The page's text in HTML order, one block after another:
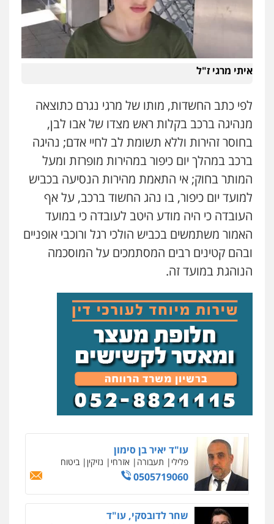
איתי מרגי ז"ל
לפי כתב החשדות, מותו של מרגי נגרם כתוצאה
מנהיגה ברכב בקלות ראש מצדו של אבו לבן,
בחוסר זהירות וללא תשומת לב לחיי אדם; נהיגה
ברכב במהלך יום כיפור במהירות מופרזת ומעל
המותר בחוק; אי התאמת מהירות הנסיעה בכביש
למועד יום כיפור, בו נהג החשוד ברכב, על אף
העובדה כי היה מודע היטב לעובדה כי במועד
האמור משתמשים בכביש הולכי רגל ורוכבי אופניים
ובהם קטינים רבים המסתמכים על המוסכמה
הנוהגת במועד זה.
עו"ד שלומי שרון
פלילי מעצרים וחקירות
0547342002
עו"ד רונן בנדל
משפט פלילי פשיעה חמורה פלילי
0524282442
עו"ד זוהר ארבל
פלילי פשיעה חמורה מעצרים וחקירות
קטינים
0538788878
עו"ד שלי גורביץ – לוי
משפט פלילי פשיעה חמורה מעצרים
וחקירות צבאי תעבורה
0544218336
עורך דין תמיר אלטיט
פלילי תעבורה
0545577862
עו"ד אריה פטר
לשעבר סגן מנהל המחלקה הפלילית
בפרקליטות המדינה
0506217994
עו"ד יאיר בן סימון
פלילי תעבורה אזרחי נזיקין ביטוח
0505719060
שחר לדובסקי, עו"ד
ניר קידר – צלם
צילום עורכי דין שירותים מקצועיים לעורכי
0504578527
מחיקת כתבות מגוגל ודחיקת אזכורים
שליליים
שירותים מקצועיים לעורכי דין